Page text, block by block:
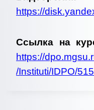
https://
Ссылка на
https://
/Instituti/IDPO/